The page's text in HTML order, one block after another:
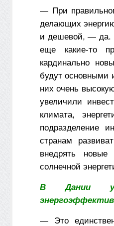
— При
делающих
и дешевой, — да.
еще какие-то
кардинально
будут основными
них очень
увеличили
климата,
подразделение
странам
внедрять
солнечной
В Дании
— Это